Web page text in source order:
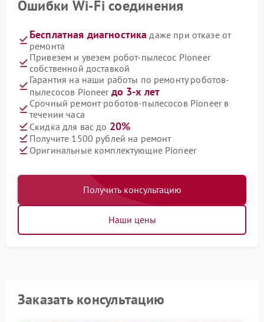
Ошибки Wi-Fi соединения
Бесплатная диагностика даже при отказе от
ремонта
Привезем и увезем робот-пылесос Pioneer
собственной доставкой
Гарантия на наши работы по ремонту роботов-
пылесосов Pioneer до 3-х лет
Срочный ремонт роботов-пылесосов Pioneer в
течении часа
Скидка для вас до 20%
Получите 1500 рублей на ремонт
Оригинальные комплектующие Pioneer
Получить консультацию
Наши цены
Заказать консультацию